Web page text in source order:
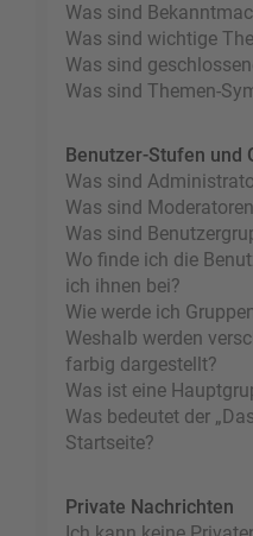
Was sind
Was sind wichtige
Was sind
Was sind Themen-
Benutzer-Stufen und
Was sind
Was sind
Was sind
Wo finde ich die
ich ihnen bei?
Wie werde ich
Weshalb werden
farbig dargestellt?
Was ist eine
Was bedeutet der
Startseite?
Private Nachrichten